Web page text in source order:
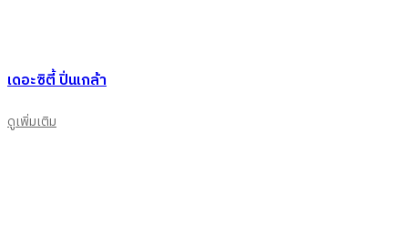
เดอะซิตี้ ปิ่นเกล้า
ดูเพิ่มเติม